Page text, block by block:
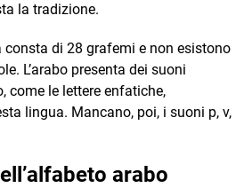
la tradizione.
di 28 grafemi e non esistono
L’arabo presenta dei suoni
come le lettere enfatiche,
lingua. Mancano, poi, i suoni p, v,
arabo